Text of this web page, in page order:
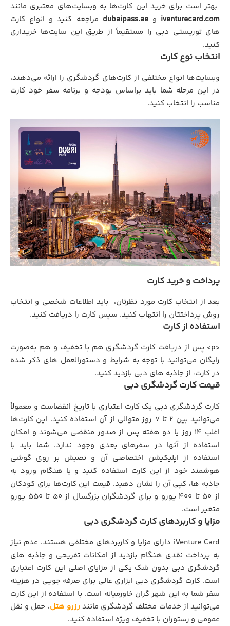
بهتر است برای خرید این کارت‌ها به وبسایت‌های معتبری مانند
iventurecard.com وdubaipass.ae مراجعه کنید و انواع کارت
های توریستی دبی را مستقیماً از طریق این سایت‌ها خریداری
کنید.
انتخاب نوع کارت
وبسایت‌ها انواع مختلفی از کارت‌های گردشگری را ارائه می‌دهند،
در این مرحله شما باید براساس بودجه و برنامه سفر خود کارت
مناسب را انتخاب کنید.
پرداخت و خرید کارت
بعد از انتخاب کارت مورد نظرتان، باید اطلاعات شخصی و انتخاب
روش پرداختتان را انتهاب کنید. سپس کارت را دریافت کنید.
استفاده از کارت
<p> پس از دریافت کارت گردشگری هم با تخفیف و هم به‌صورت
رایگان می‌توانید با توجه به شرایط و دستورالعمل های ذکر شده
در کارت، از جاذبه های دبی بازدید کنید.
قیمت کارت گردشگری دبی
کارت گردشگری دبی یک کارت اعتباری با تاریخ انقضاست و معمولاً
می‌توانید بین 2 تا 7 روز متوالی از آن استفاده کنید. این کارت‌ها
اغلب 14 روز یا دو هفته پس از صدور منقضی می‌شوند و امکان
استفاده از آنها در سفرهای بعدی وجود ندارد. شما باید با
استفاده از اپلیکیشن اختصاصی آن و نصبش بر روی گوشی
هوشمند خود از این کارت استفاده کنید و یا هنگام ورود به
جاذبه ها، کپی آن را نشان دهید. قیمت این کارت‌‎ها برای کودکان
از 50 تا 400 یورو و برای گردشگران بزرگسال از 50 تا 550 یورو
متغیر است.
مزایا و کاربردهای کارت گردشگري دبی
iVenture Card دارای مزایا و کاربردهای مختلفی هستند. عدم نیاز
به پرداخت نقدی هنگام بازدید از امکانات تفریحی و جاذبه های
گردشگری دبی بدون شک یکی از مزایای اصلی این کارت اعتباری
است. کارت گردشگري دبی ابزاری عالی برای صرفه جویی در هزینه
سفر شما به این شهر گران خاورمیانه است. با استفاده از این کارت
می‌توانید از خدمات مختلف گردشگری مانند رزرو هتل، حمل و نقل
عمومی و رستوران با تخفیف ویژه استفاده کنید.